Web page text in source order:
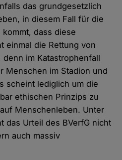
das grundgesetzlich
in diesem Fall für die
dass diese
einmal die Rettung von
im Katastrophenfall
Menschen im Stadion und
scheint lediglich um die
ethischen Prinzips zu
Menschenleben. Unter
das Urteil des BVerfG nicht
auch massiv